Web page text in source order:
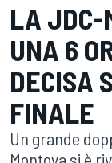
LA JDC-
UNA 6
DECISA
FINALE
Un grande